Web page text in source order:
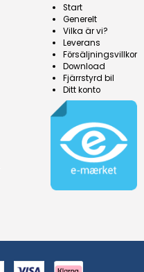
Start
Generelt
Vilka är vi?
Leverans
Försäljningsvillkor
Download
Fjärrstyrd bil
Ditt konto